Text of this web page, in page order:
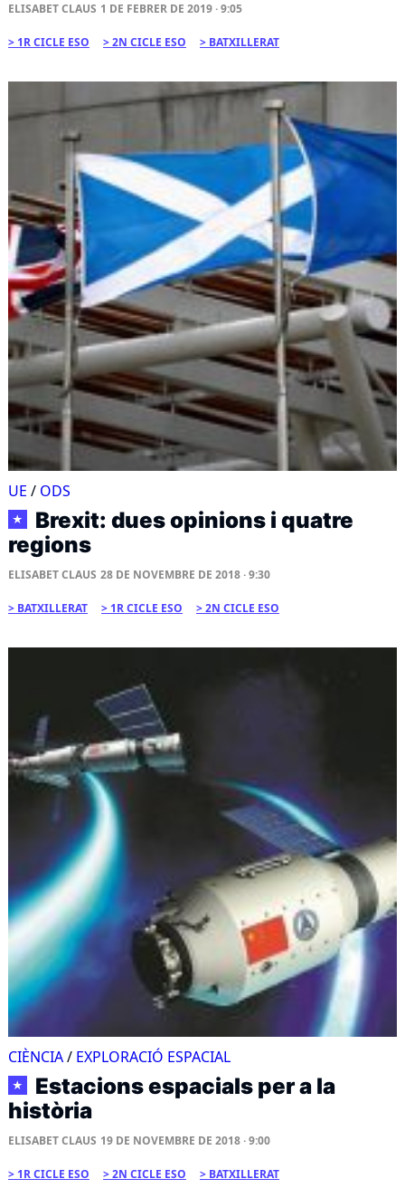
ELISABET CLAUS 1 DE FEBRER DE 2019 · 9:05
1R CICLE ESO 2N CICLE ESO BATXILLERAT
UE / ODS
★
Brexit: dues opinions i quatre
regions
ELISABET CLAUS 28 DE NOVEMBRE DE 2018 · 9:30
BATXILLERAT 1R CICLE ESO 2N CICLE ESO
CIÈNCIA/ EXPLORACIÓ ESPACIAL
★
Estacions espacials per a la
història
ELISABET CLAUS 19 DE NOVEMBRE DE 2018 · 9:00
1R CICLE ESO 2N CICLE ESO BATXILLERAT